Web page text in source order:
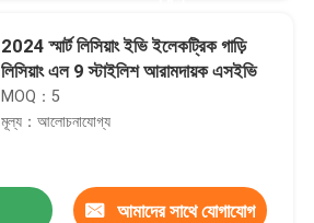
2024 স্মার্ট লিসিয়াং ইভি ইলেকট্রিক গাড়ি
লিসিয়াং এল 9 স্টাইলিশ আরামদায়ক এসইভি
MOQ：5
মূল্য：আলোচনাযোগ্য
আমাদের সাথে যোগাযোগ